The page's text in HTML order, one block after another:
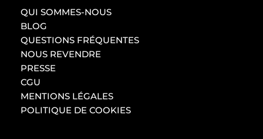
QUI SOMMES-NOUS
BLOG
QUESTIONS FRÉQUENTES
NOUS REVENDRE
PRESSE
CGU
MENTIONS LÉGALES
POLITIQUE DE COOKIES